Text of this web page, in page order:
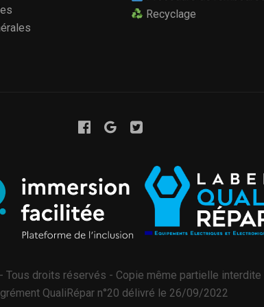
Recyclage
Tous droits réservés - Copie même partielle interdite
QualiRépar n°20 délivré le 26/09/2022